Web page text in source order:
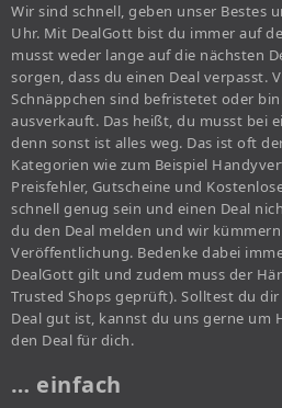
Wir sind schnell, geben unser Bestes
Uhr. Mit DealGott bist du immer auf
musst weder lange auf die nächsten
sorgen, dass du einen Deal verpasst.
Schnäppchen sind befristetet oder
ausverkauft. Das heißt, du musst bei
denn sonst ist alles weg. Das ist oft
Kategorien wie zum Beispiel
Preisfehler, Gutscheine und
schnell genug sein und einen Deal
du den Deal melden und wir
Veröffentlichung. Bedenke dabei
DealGott gilt und zudem muss der
Trusted Shops geprüft). Solltest du
Deal gut ist, kannst du uns gerne um
den Deal für dich.
… einfach